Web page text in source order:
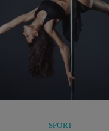
SPORT